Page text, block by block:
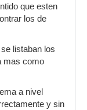
que esten
los de
listaban los
mas como
a nivel
y sin